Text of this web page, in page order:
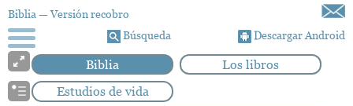
Biblia — Versión recobro
Búsqueda
Descargar Android
Biblia
Los libros
Estudios de vida